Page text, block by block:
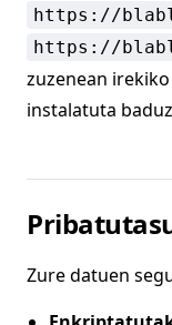
https://
https://
zuzenean
instalatuta
Zure datuen